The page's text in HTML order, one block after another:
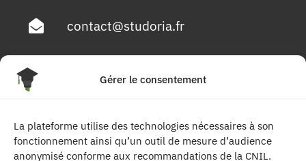
Gérer le consentement
La plateforme utilise des technologies nécessaires à son
fonctionnement ainsi qu’un outil de mesure d’audience
anonymisé conforme aux recommandations de la CNIL.
contact@studoria.fr
4 Rue Georges Pompidou
Suivez-nous